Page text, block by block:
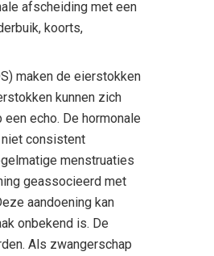
afscheiding met een
koorts,
maken de eierstokken
kunnen zich
echo. De hormonale
niet consistent
menstruaties
geassocieerd met
aandoening kan
onbekend is. De
Als zwangerschap